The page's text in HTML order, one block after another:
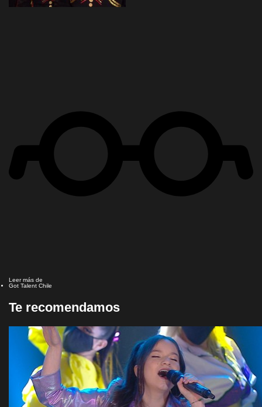
Leer más de
Got Talent Chile
Te recomendamos